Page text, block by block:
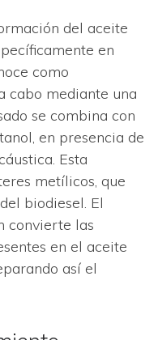
del aceite
en
como
cabo mediante una
se combina con
en presencia de
Esta
metílicos, que
biodiesel. El
convierte las
en el aceite
así el